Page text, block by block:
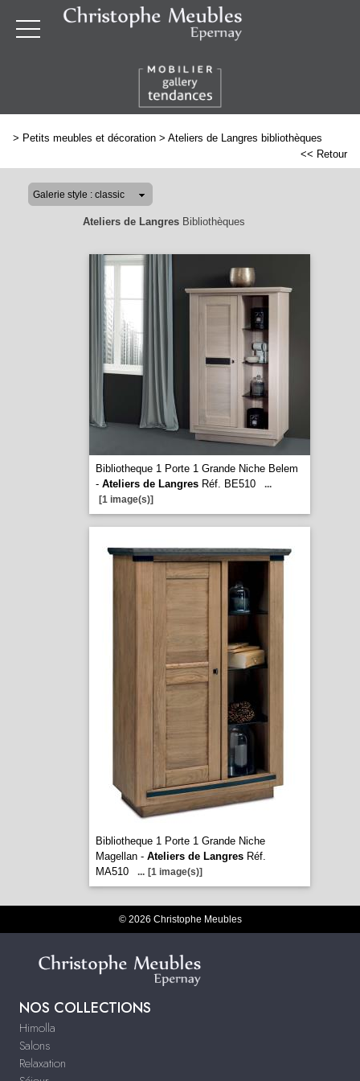
> Petits meubles et décoration > Ateliers de Langres bibliothèques
<< Retour
Ateliers de LangresBibliothèques
Bibliotheque 1 Porte 1 Grande Niche Belem
- Ateliers de LangresRéf. BE510
...
[1 image(s)]
Bibliotheque 1 Porte 1 Grande Niche
Magellan - Ateliers de LangresRéf.
MA510
... [1 image(s)]
© 2026 Christophe Meubles
NOS COLLECTIONS
Himolla
Salons
Relaxation